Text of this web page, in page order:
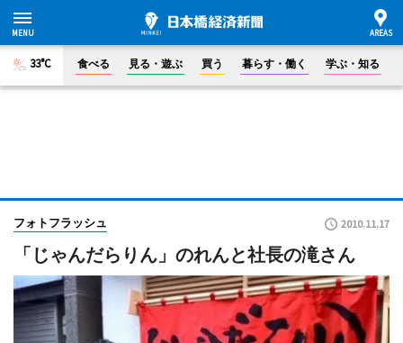
33°C 食べる 見る・遊ぶ 買う 暮らす・働く 学ぶ・知る
フォトフラッシュ 2010.11.17
「じゃんだらりん」のれんと社長の滝さん